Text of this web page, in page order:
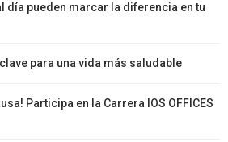
día pueden marcar la diferencia en tu
para una vida más saludable
Participa en la Carrera IOS OFFICES